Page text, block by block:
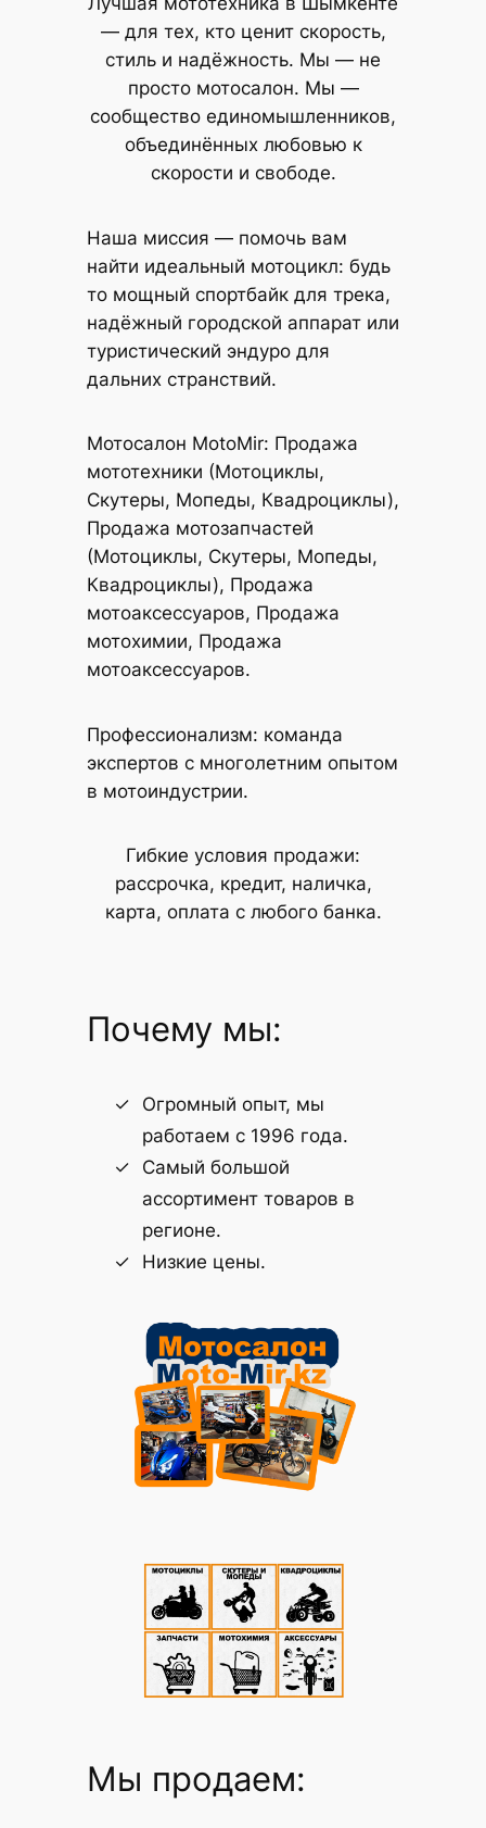
— для тех, кто ценит скорость,
стиль и надёжность. Мы — не
просто мотосалон. Мы —
сообщество единомышленников,
объединённых любовью к
скорости и свободе.
Наша миссия — помочь вам
найти идеальный мотоцикл: будь
то мощный спортбайк для трека,
надёжный городской аппарат или
туристический эндуро для
дальних странствий.
Мотосалон MotoMir: Продажа
мототехники (Мотоциклы,
Скутеры, Мопеды, Квадроциклы),
Продажа мотозапчастей
(Мотоциклы, Скутеры, Мопеды,
Квадроциклы), Продажа
мотоаксессуаров, Продажа
мотохимии, Продажа
мотоаксессуаров.
Профессионализм: команда
экспертов с многолетним опытом
в мотоиндустрии.
Гибкие условия продажи:
рассрочка, кредит, наличка,
карта, оплата с любого банка.
Почему мы:
Огромный опыт, мы
работаем с 1996 года.
Самый большой
ассортимент товаров в
регионе.
Низкие цены.
Мы продаем: